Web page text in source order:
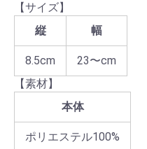
【サイズ】
縦
幅
8.5cm
23〜cm
【素材】
本体
ポリエステル100%